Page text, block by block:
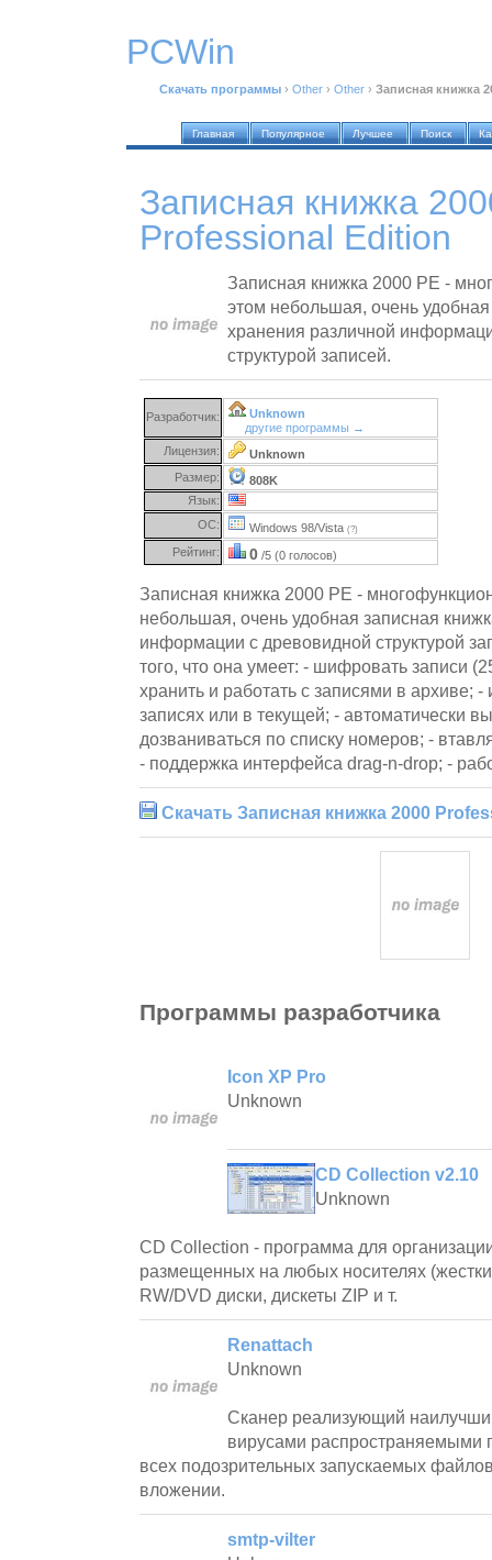
PCWin
Скачать программы › Other › Other › Записная книжка
Главная Популярное Лучшее Поиск
Записная книжка
Professional Edition
Записная книжка 2000 PE -
этом небольшая, очень
хранения различной
структурой записей.
Разработчик:
Unknown
другие программы →
Лицензия:
Unknown
Размер:
808K
Язык:
ОС:
Windows 98/Vista (?)
Рейтинг: 0 /5 (0 голосов)
Записная книжка 2000 PE -
небольшая, очень удобная записная
информации с древовидной структурой
того, что она умеет: - шифровать записи
хранить и работать с записями в архиве; -
записях или в текущей; - автоматически
дозваниваться по списку номеров; -
- поддержка интерфейса drag-n-drop; -
Скачать Записная книжка 2000
Программы разработчика
Icon XP Pro
Unknown
CD Collection v2.10
Unknown
CD Collection - программа для
размещенных на любых носителях
RW/DVD диски, дискеты ZIP и т.
Renattach
Unknown
Сканер реализующий
вирусами распространяемыми
всех подозрительных запускаемых
вложении.
smtp-vilter